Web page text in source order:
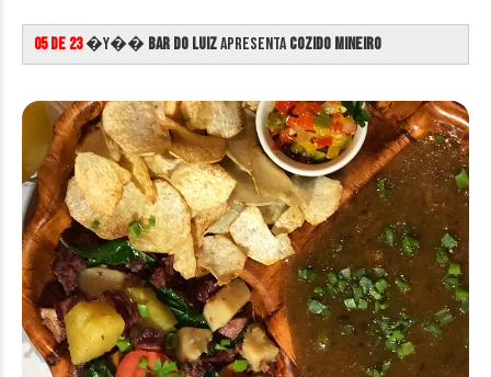
05 de 23�Y�� Bar do LuizapresentaCozido Mineiro